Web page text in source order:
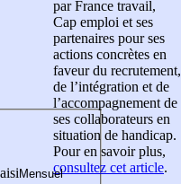
par France travail,
Cap emploi et ses
partenaires pour ses
actions concrètes en
faveur du recrutement,
de l’intégration et de
l’accompagnement de
ses collaborateurs en
situation de handicap.
Pour en savoir plus,
consultez cet article.